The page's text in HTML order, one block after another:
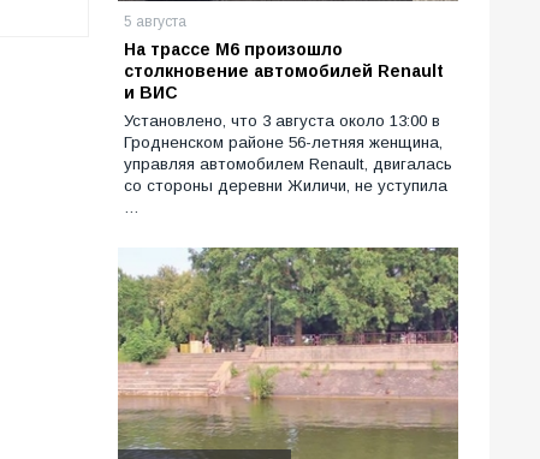
5 августа
На трассе М6 произошло
столкновение автомобилей Renault
и ВИС
Установлено, что 3 августа около 13:00 в
Гродненском районе 56-летняя женщина,
управляя автомобилем Renault, двигалась
со стороны деревни Жиличи, не уступила
…